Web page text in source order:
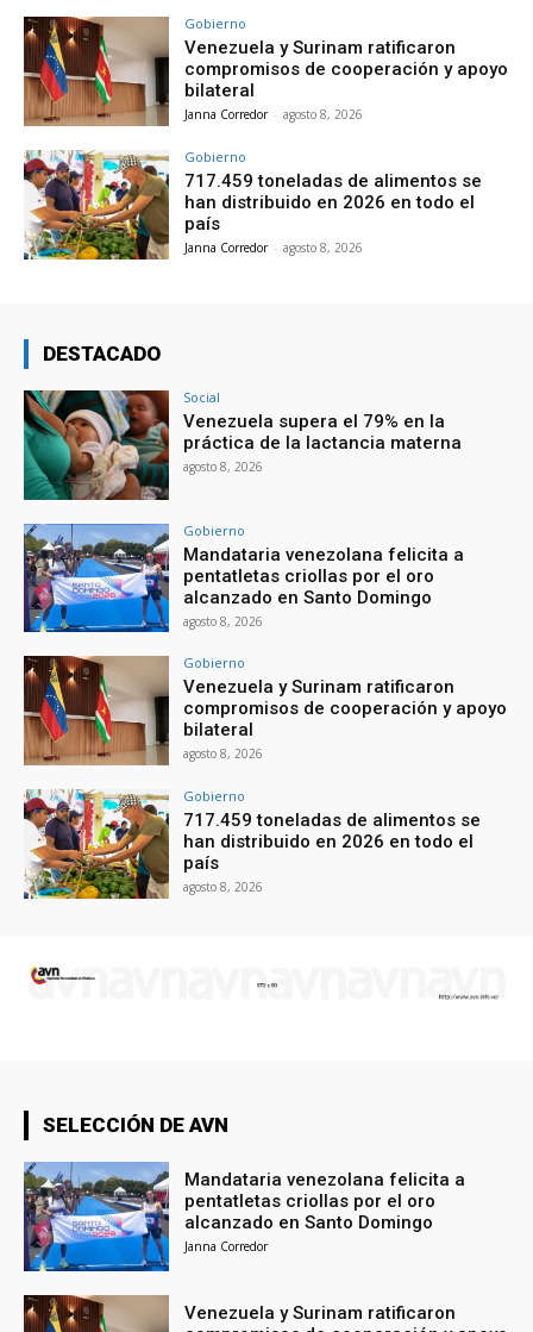
Gobierno
Venezuela y Surinam ratificaron
compromisos de cooperación y apoyo
bilateral
Janna Corredor - agosto 8, 2026
Gobierno
717.459 toneladas de alimentos se
han distribuido en 2026 en todo el
país
Janna Corredor - agosto 8, 2026
DESTACADO
Social
Venezuela supera el 79% en la
práctica de la lactancia materna
agosto 8, 2026
Gobierno
Mandataria venezolana felicita a
pentatletas criollas por el oro
alcanzado en Santo Domingo
agosto 8, 2026
Gobierno
Venezuela y Surinam ratificaron
compromisos de cooperación y apoyo
bilateral
agosto 8, 2026
Gobierno
717.459 toneladas de alimentos se
han distribuido en 2026 en todo el
país
agosto 8, 2026
SELECCIÓN DE AVN
Mandataria venezolana felicita a
pentatletas criollas por el oro
alcanzado en Santo Domingo
Janna Corredor
Venezuela y Surinam ratificaron